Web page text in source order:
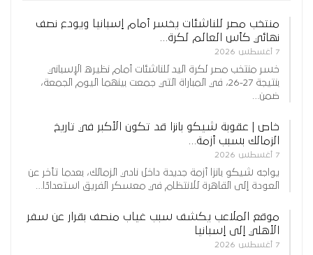
منتخب مصر للناشئات يخسر أمام إسبانيا ويودع نصف
نهائي كأس العالم لكرة…
7 أغسطس 2026
خسر منتخب مصر لكرة اليد للناشئات أمام نظيره الإسباني
بنتيجة 27-26، في المباراة التي جمعت بينهما اليوم الجمعة،
ضمن…
خاص | عقوبة شيكو بانزا قد تكون الأكبر في تاريخ
الزمالك بسبب أزمة…
7 أغسطس 2026
يواجه شيكو بانزا أزمة جديدة داخل نادي الزمالك، بعدما تأخر عن
العودة إلى القاهرة للانتظام في معسكر الفريق استعدادًا…
موقع الملاعب يكشف سبب غياب منصف بقرار عن سفر
الأهلي إلى إسبانيا
7 أغسطس 2026